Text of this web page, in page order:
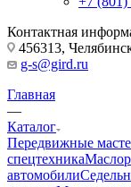
Контактная
456313,
g-s@gird.ru
Главная
—
Каталог
Передвижные
спецтехника
автомобили